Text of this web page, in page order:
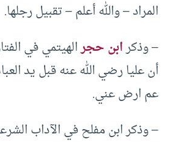
المراد – والله أعلم – تقبيل رجلها.
– وذكرابن حجرالهيتمي في
أن عليا رضي الله عنه قبل يد
عم ارض عني.
– وذكر ابن مفلح في الآداب